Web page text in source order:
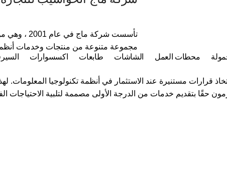
محطات العمل الشاشات طابعات اكسسوارات
تأسست شركة
مجموعة متنوعة من منتجات وخدمات أنظمة
قرارات مستنيرة عند الاستثمار في أنظمة تكنولوجيا المعلومات.
حقًا بتقديم خدمات من الدرجة الأولى مصممة لتلبية الاحتياجات